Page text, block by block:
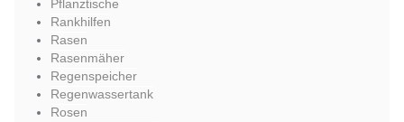
Pflanztische
Rankhilfen
Rasen
Rasenmäher
Regenspeicher
Regenwassertank
Rosen